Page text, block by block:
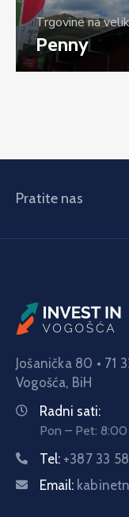
Trgovine na
Penny
Pratite nas
Jošanička 80 • 71
Vogošća, BiH
Radni sati:
Pon – Pet:
Tel: +387 33
Email: